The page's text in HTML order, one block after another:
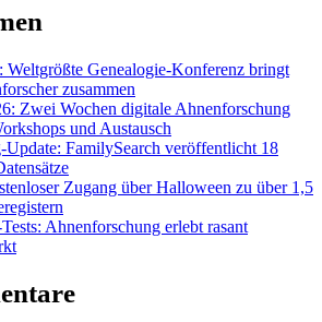
Weltgrößte Genealogie-Konferenz bringt
zusammen
Zwei Wochen digitale Ahnenforschung
und Austausch
Update: FamilySearch veröffentlicht 18
Zugang über Halloween zu über 1,5
Ahnenforschung erlebt rasant